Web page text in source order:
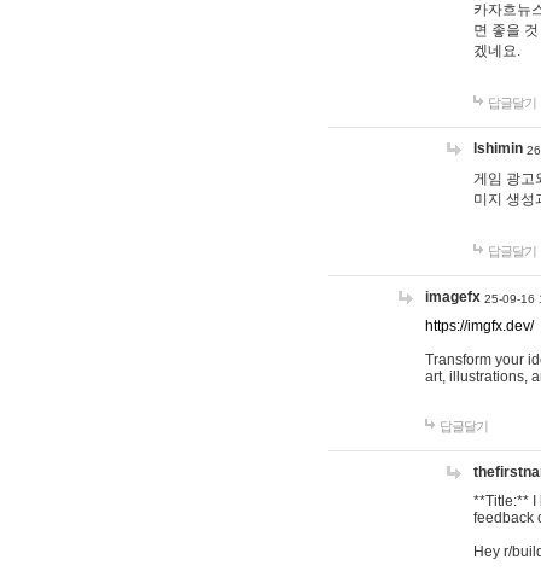
카자흐뉴
면 좋을
겠네요.
답글달기
lshimin
게임 광고
미지 생성
답글달기
imagefx 25-09-16
https://imgfx.dev/
Transform your
art, illustrations,
답글달기
**Title:** I
feedback
Hey r/